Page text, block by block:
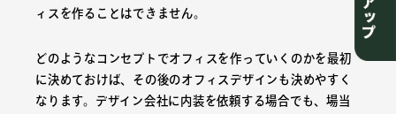
ィスを作ることはできません。
どのようなコンセプトでオフィスを作っていくのかを最初
に決めておけば、その後のオフィスデザインも決めやすく
なります。デザイン会社に内装を依頼する場合でも、場当